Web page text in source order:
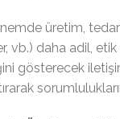
üretim,
vb.) daha adil,
gösterecek